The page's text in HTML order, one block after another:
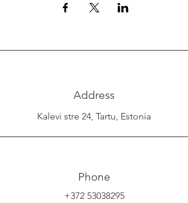
Address
Kalevi stre 24, Tartu, Estonia
Phone
+372 53038295